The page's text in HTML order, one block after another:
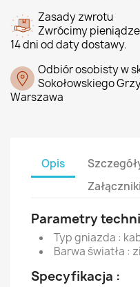
Zasady zwrotu
Zwrócimy
14 dni od daty dostawy.
Odbiór osobisty w
Sokołowskiego
Warszawa
Opis
Załączniki
Parametry
Typ gniazda :
Barwa światła :
Specyfikacja :